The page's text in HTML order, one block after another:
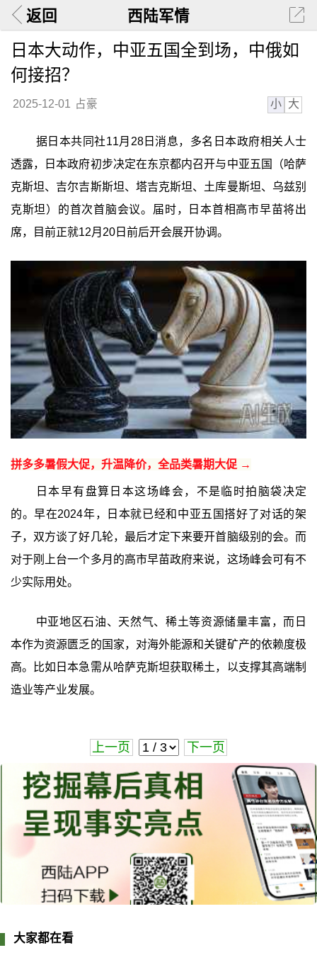
返回 西陆军情
日本大动作，中亚五国全到场，中俄如
何接招？
2025-12-01 占豪 小 大
据日本共同社11月28日消息，多名日本政府相关人士
透露，日本政府初步决定在东京都内召开与中亚五国（哈萨
克斯坦、吉尔吉斯斯坦、塔吉克斯坦、土库曼斯坦、乌兹别
克斯坦）的首次首脑会议。届时，日本首相高市早苗将出
席，目前正就12月20日前后开会展开协调。
拼多多暑假大促，升温降价，全品类暑期大促 →
日本早有盘算日本这场峰会，不是临时拍脑袋决定
的。早在2024年，日本就已经和中亚五国搭好了对话的架
子，双方谈了好几轮，最后才定下来要开首脑级别的会。而
对于刚上台一个多月的高市早苗政府来说，这场峰会可有不
少实际用处。
中亚地区石油、天然气、稀土等资源储量丰富，而日
本作为资源匮乏的国家，对海外能源和关键矿产的依赖度极
高。比如日本急需从哈萨克斯坦获取稀土，以支撑其高端制
造业等产业发展。
上一页 下一页
大家都在看